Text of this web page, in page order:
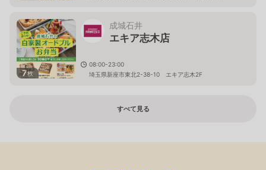
7枚
成城石井
エキア志木店
08:00-23:00
埼玉県新座市東北2-38-10 エキア志木2F
すべて見る